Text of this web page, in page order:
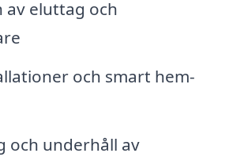
eluttag och
och smart hem-
och underhåll av